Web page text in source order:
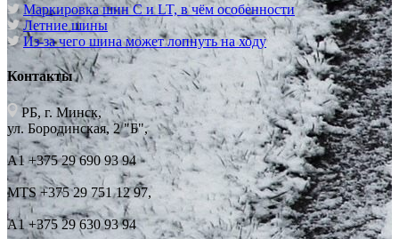
Маркировка шин C и LT, в чём особенности
Летние шины
Из-за чего шина может лопнуть на ходу
Контакты
РБ, г. Минск,
ул. Бородинская, 2 "Б",
А1 +375 29 690 93 94
MTS +375 29 751 12 97,
А1 +375 29 630 93 94